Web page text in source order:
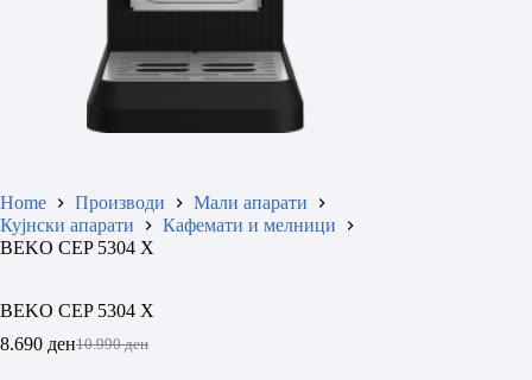
Home Производи
Мали апарати
Кујнски апарати
Кафемати и мелници
BEKO CEP 5304 X
BEKO CEP 5304 X
10.990ден
Original
8.690 денCurrent